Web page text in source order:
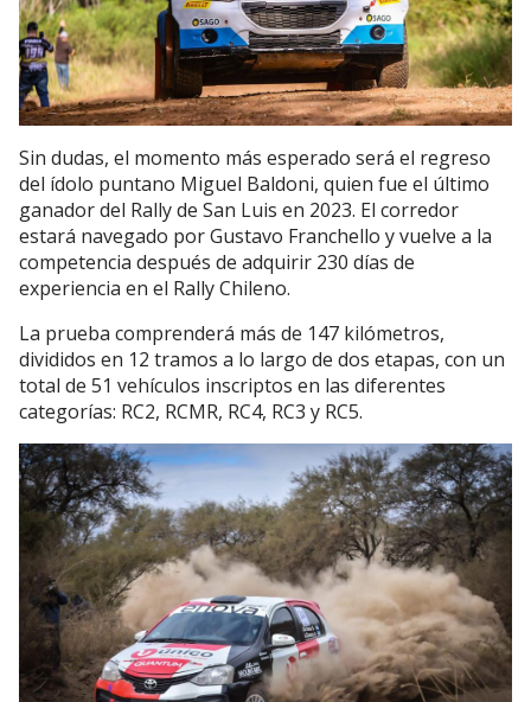
Sin dudas, el momento más esperado será el regreso
del ídolo puntano Miguel Baldoni, quien fue el último
ganador del Rally de San Luis en 2023. El corredor
estará navegado por Gustavo Franchello y vuelve a la
competencia después de adquirir 230 días de
experiencia en el Rally Chileno.
La prueba comprenderá más de 147 kilómetros,
divididos en 12 tramos a lo largo de dos etapas, con un
total de 51 vehículos inscriptos en las diferentes
categorías: RC2, RCMR, RC4, RC3 y RC5.